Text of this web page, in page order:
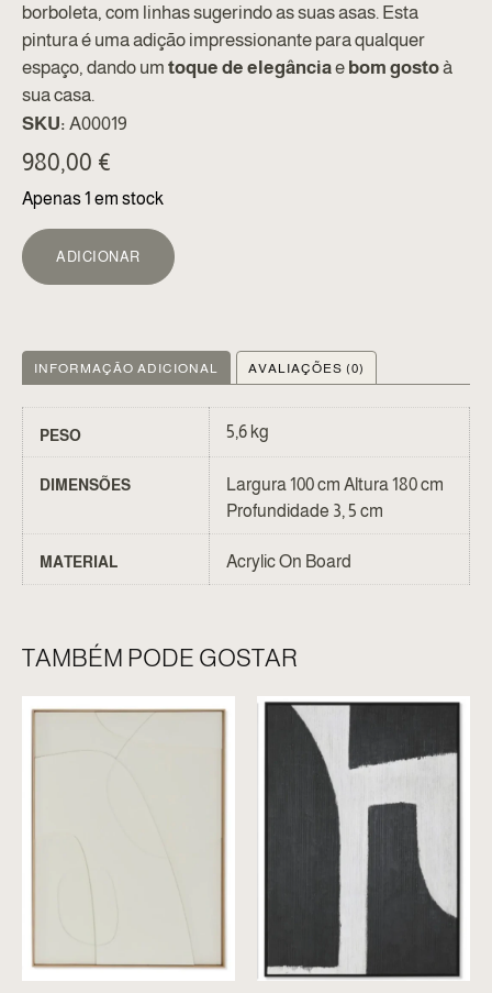
borboleta, com linhas sugerindo as suas asas. Esta
pintura é uma adição impressionante para qualquer
espaço, dando um toque de elegânciae bom gostoà
sua casa.
SKU: A00019
980,00 €
Apenas 1 em stock
ADICIONAR
INFORMAÇÃO ADICIONAL AVALIAÇÕES (0)
PESO 5,6 kg
DIMENSÕES
Largura 100 cm Altura 180 cm
Profundidade 3, 5 cm
MATERIAL Acrylic On Board
TAMBÉM PODE GOSTAR